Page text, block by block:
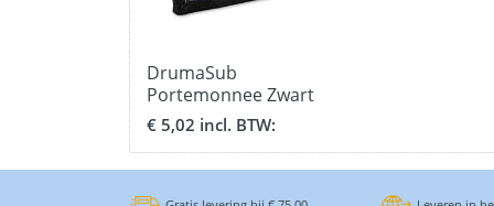
DrumaSub
Portemonnee Zwart
Stof - formaat 9 x 13
cm.
€ 5,02 incl. BTW: